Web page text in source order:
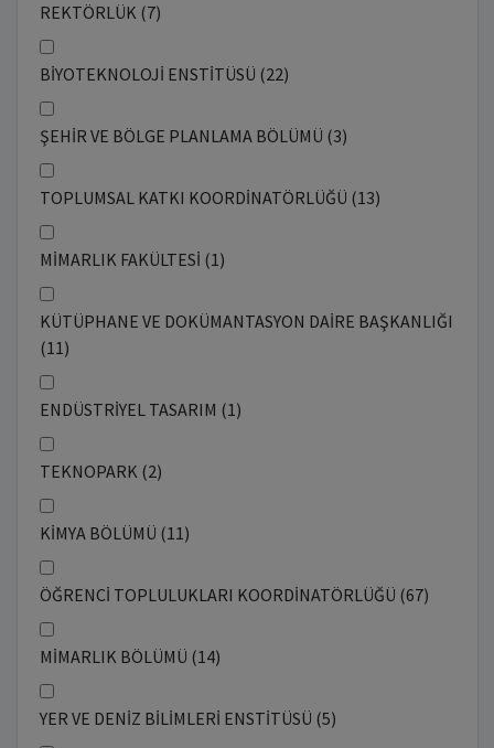
REKTÖRLÜK (7)
BİYOTEKNOLOJİ ENSTİTÜSÜ (22)
ŞEHİR VE BÖLGE PLANLAMA BÖLÜMÜ (3)
TOPLUMSAL KATKI KOORDİNATÖRLÜĞÜ (13)
MİMARLIK FAKÜLTESİ (1)
KÜTÜPHANE VE DOKÜMANTASYON DAİRE BAŞKANLIĞI
(11)
ENDÜSTRİYEL TASARIM (1)
TEKNOPARK (2)
KİMYA BÖLÜMÜ (11)
ÖĞRENCİ TOPLULUKLARI KOORDİNATÖRLÜĞÜ (67)
MİMARLIK BÖLÜMÜ (14)
YER VE DENİZ BİLİMLERİ ENSTİTÜSÜ (5)